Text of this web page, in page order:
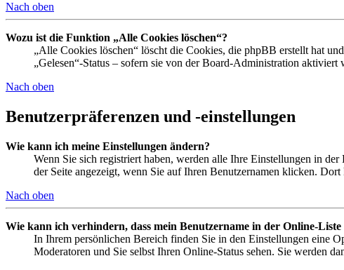
Nach oben
Wozu ist die Funktion „Alle Cookies löschen“?
„Alle Cookies löschen“ löscht die Cookies, die phpBB erstellt hat
„Gelesen“-Status – sofern sie von der Board-Administration
Nach oben
Benutzerpräferenzen und -einstellungen
Wie kann ich meine Einstellungen ändern?
Wenn Sie sich registriert haben, werden alle Ihre Einstellungen in
der Seite angezeigt, wenn Sie auf Ihren Benutzernamen klicken.
Nach oben
Wie kann ich verhindern, dass mein Benutzername in der Online-
In Ihrem persönlichen Bereich finden Sie in den Einstellungen eine
Moderatoren und Sie selbst Ihren Online-Status sehen. Sie werden